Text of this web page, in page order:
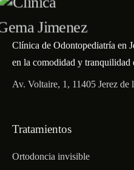
Clínica de Odontopediatría en
en la comodidad y tranquilidad
Av. Voltaire, 1, 11405 Jerez de
Tratamientos
Ortodoncia invisible